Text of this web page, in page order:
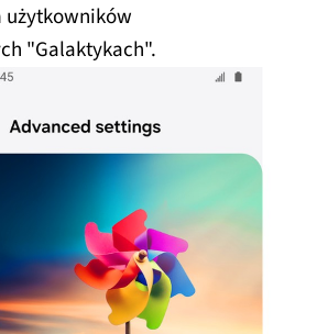
użytkowników
"Galaktykach".